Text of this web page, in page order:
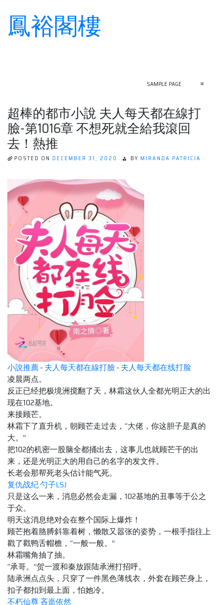
Skip
to
鳳裕閣樓
SAMPLE PAGE ≡
超棒的都市小說 夫人每天都在線打
臉-第1016章 不想死就全給我滾回
去！熱推
POSTED ON DECEMBER 31, 2020 BY MIRANDA PATRICIA
小說推薦- 夫人每天都在線打臉- 夫人每天都在线打脸
凌晨两点。
反正已经把极境洲搅翻了天，林霜这伙人全都光明正大的出
现在102基地。
来接顾芒。
林霜下了直升机，朝顾芒走过去，“大佬，你这胆子是真的
大。”
把102的机密一股脑全都捅出去，这事儿也就顾芒干的出
来，还是光明正大的用自己的名字的发文件。
长老会那帮死老头估计能气死。
复仇战纪 勺子LSJ
只是这么一来，消息必然会走漏，102基地的丑事等于公之
于众。
明天这消息绝对会在整个国际上爆炸！
顾芒抱着胳膊斜靠着树，懒散又嚣张的姿势，一根手指往上
戳了戳鸭舌帽檐，“一般一般。”
林霜嘴角抽了抽。
“承哥。”贺一渡和秦放跟陆承洲打招呼。
陆承洲点点头，只穿了一件黑色薄线衣，外套在顾芒身上，
扣子都扣到最上面，怕她冷。
不朽仙尊 吝啬依然